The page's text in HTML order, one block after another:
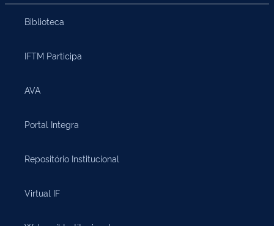
Biblioteca
IFTM Participa
AVA
Portal Integra
Repositório Institucional
Virtual IF